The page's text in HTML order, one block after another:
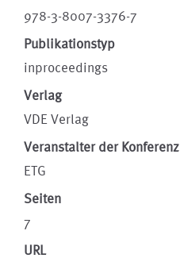
978-3-8007-3376-7
Publikationstyp
inproceedings
Verlag
VDE Verlag
Veranstalter der Konferenz
ETG
Seiten
7
URL